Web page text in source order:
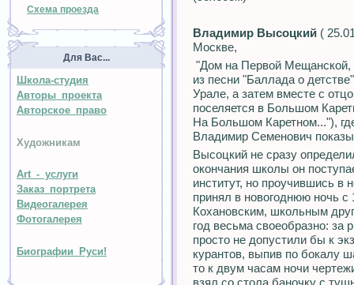
Схема проезда
Для Вас...
Школа-студия
Авторы проекта
Авторское право
Художникам
Art - услуги
Заказ портрета
Видеогалерея
Фотогалерея
Биографии Руси!
Владимир Высоцкий (
Москве,
"Дом на Первой Мещанской,
из песни "Баллада о
Урале, а затем вместе с
поселяется в Большом
На Большом Каретном..."),
Владимир Семенович
Высоцкий не сразу
окончания школы он
институт, но проучившись в
принял в новогоднюю ночь
Кохановским, школьным
год весьма своеобразно: за
просто не допустили бы к
курантов, выпив по бокалу
то к двум часам ночи
взял со стола баночку с